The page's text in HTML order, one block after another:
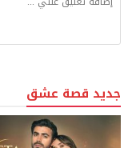
جديد قصة عشق